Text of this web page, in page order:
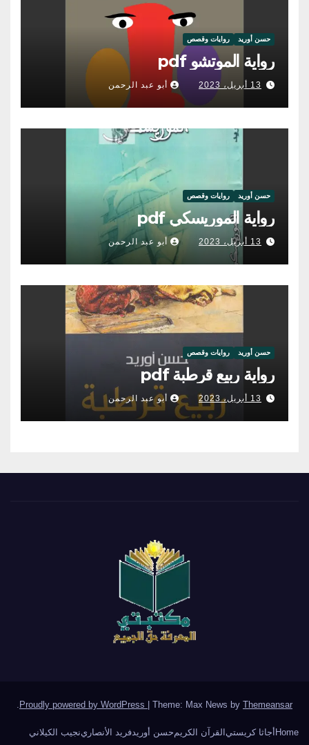
حسن أوريد روايات وقصص
رواية الموتشو pdf
13 أبريل، 2023 أبو عبد الرحمن
حسن أوريد روايات وقصص
رواية الموريسكي pdf
13 أبريل، 2023 أبو عبد الرحمن
حسن أوريد روايات وقصص
رواية ربيع قرطبة pdf
13 أبريل، 2023 أبو عبد الرحمن
Proudly powered by WordPress Theme: Max News by Themeansar
.
Home أجاثا كريستي القرآن الكريمحسن أوريدفريد الأنصارينجيب الكيلاني